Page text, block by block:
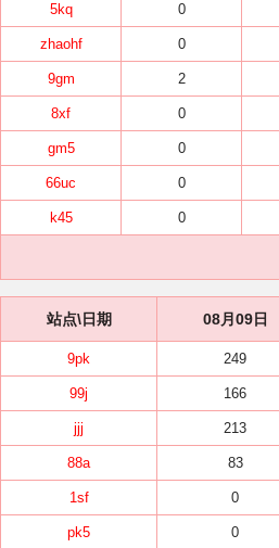
5kq 0
zhaohf 0
9gm 2
8xf 0
gm5 0
66uc 0
k45 0
站点\日期 08月09日
9pk 249
99j 166
jjj 213
88a 83
1sf 0
pk5 0